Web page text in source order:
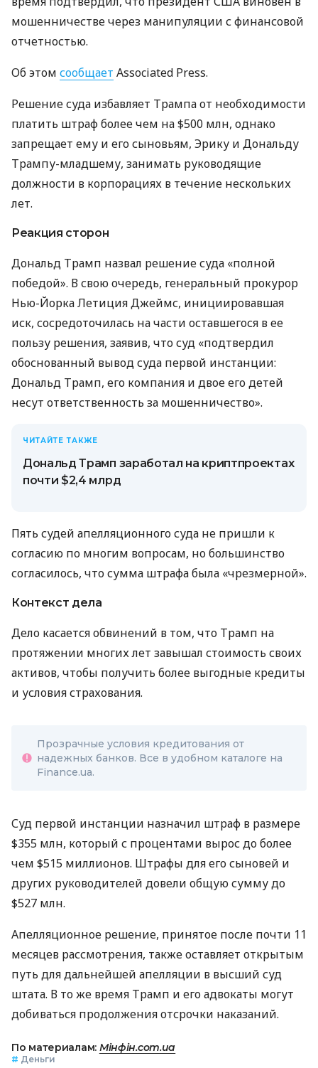
мошенничестве через манипуляции с финансовой
отчетностью.
Об этом сообщает Associated Press.
Решение суда избавляет Трампа от необходимости
платить штраф более чем на $500 млн, однако
запрещает ему и его сыновьям, Эрику и Дональду
Трампу-младшему, занимать руководящие
должности в корпорациях в течение нескольких
лет.
Реакция сторон
Дональд Трамп назвал решение суда «полной
победой». В свою очередь, генеральный прокурор
Нью-Йорка Летиция Джеймс, инициировавшая
иск, сосредоточилась на части оставшегося в ее
пользу решения, заявив, что суд «подтвердил
обоснованный вывод суда первой инстанции:
Дональд Трамп, его компания и двое его детей
несут ответственность за мошенничество».
ЧИТАЙТЕ ТАКЖЕ
Дональд Трамп заработал на криптпроектах
почти $2,4 млрд
Пять судей апелляционного суда не пришли к
согласию по многим вопросам, но большинство
согласилось, что сумма штрафа была «чрезмерной».
Контекст дела
Дело касается обвинений в том, что Трамп на
протяжении многих лет завышал стоимость своих
активов, чтобы получить более выгодные кредиты
и условия страхования.
Прозрачные условия кредитования от
надежных банков. Все в удобном каталоге на
Finance.ua.
Суд первой инстанции назначил штраф в размере
$355 млн, который с процентами вырос до более
чем $515 миллионов. Штрафы для его сыновей и
других руководителей довели общую сумму до
$527 млн.
Апелляционное решение, принятое после почти 11
месяцев рассмотрения, также оставляет открытым
путь для дальнейшей апелляции в высший суд
штата. В то же время Трамп и его адвокаты могут
добиваться продолжения отсрочки наказаний.
По материалам: Мінфін.com.ua
# Деньги